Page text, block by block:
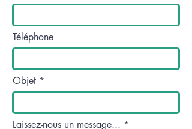
Téléphone
Objet
Laissez-nous un message...